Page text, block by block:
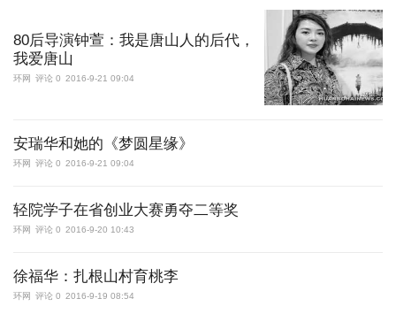
80后导演钟萱：我是唐山人的后代，
我爱唐山
环网 评论 0 2016-9-21 09:04
安瑞华和她的《梦圆星缘》
环网 评论 0 2016-9-21 09:04
轻院学子在省创业大赛勇夺二等奖
环网 评论 0 2016-9-20 10:43
徐福华：扎根山村育桃李
环网 评论 0 2016-9-19 08:54